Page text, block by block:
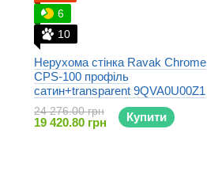
6
10
Нерухома стінка Ravak Chrome
CPS-100 профіль
сатин+transparent 9QVA0U00Z1
24 276.00 грн
19 420.80 грн Купити